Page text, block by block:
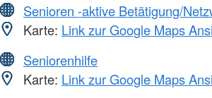
Senioren -aktive Betätigung/
Karte: Link zur Google Maps
Seniorenhilfe
Karte: Link zur Google Maps